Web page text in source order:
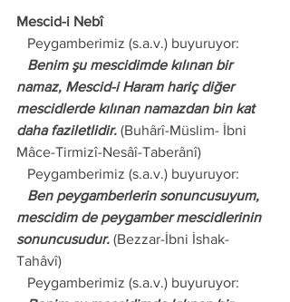
Mescid-i Nebî
   Peygamberimiz (s.a.v.) buyuruyor:
namaz, Mescid-i Haram hariç diğer
mescidlerde kılınan namazdan bin kat
daha faziletlidir. (Buhârî-Müslim- İbni
Mâce-Tirmizî-Nesâî-Taberânî)
   Peygamberimiz (s.a.v.) buyuruyor:
mescidim de peygamber mescidlerinin
sonuncusudur. (Bezzar-İbni İshak-
Tahâvî)
   Peygamberimiz (s.a.v.) buyuruyor: